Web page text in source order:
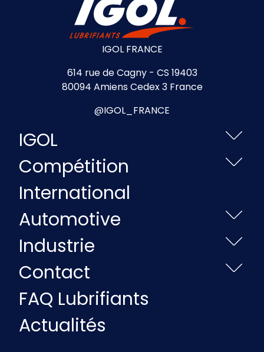
IGOL FRANCE
614 rue de Cagny - CS 19403
80094 Amiens Cedex 3 France
@IGOL_FRANCE
IGOL
Compétition
International
Automotive
Industrie
Contact
FAQ Lubrifiants
Actualités